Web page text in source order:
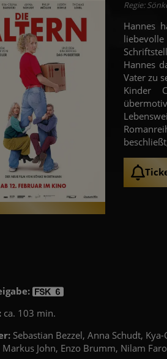
Regie:
Hannes
Hannes
Vater zu
Kinder
ca. 103 min.
Sebastian Bezzel, Anna Schudt,
John, Enzo Brumm, Nilam